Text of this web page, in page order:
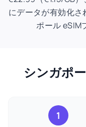
にデータが有効化
ポール eSIM
シンガポ
1